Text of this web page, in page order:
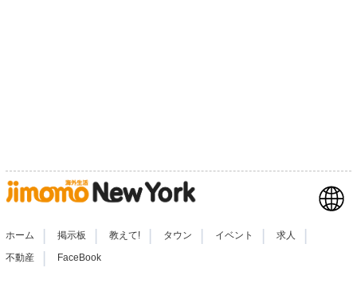
ホーム 掲示板 教えて! タウン イベント 求人
不動産 | FaceBook